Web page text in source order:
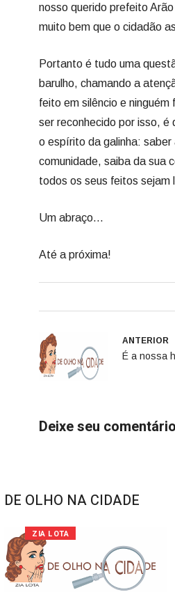
nosso querido prefeito
muito bem que o cidadão
Portanto é tudo uma
barulho, chamando a
feito em silêncio e
ser reconhecido por isso,
o espírito da galinha: saber
comunidade, saiba da sua
todos os seus feitos sejam
Um abraço...
Até a próxima!
ANTERIOR
É a nossa
Deixe seu comentário
DE OLHO NA CIDADE
ZIA LOTA